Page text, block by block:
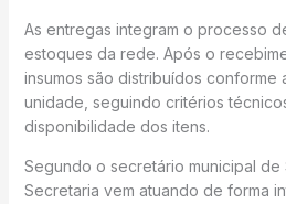
As entregas integram o processo
estoques da rede. Após o
insumos são distribuídos conforme
unidade, seguindo critérios
disponibilidade dos itens.
Segundo o secretário municipal de
Secretaria vem atuando de forma